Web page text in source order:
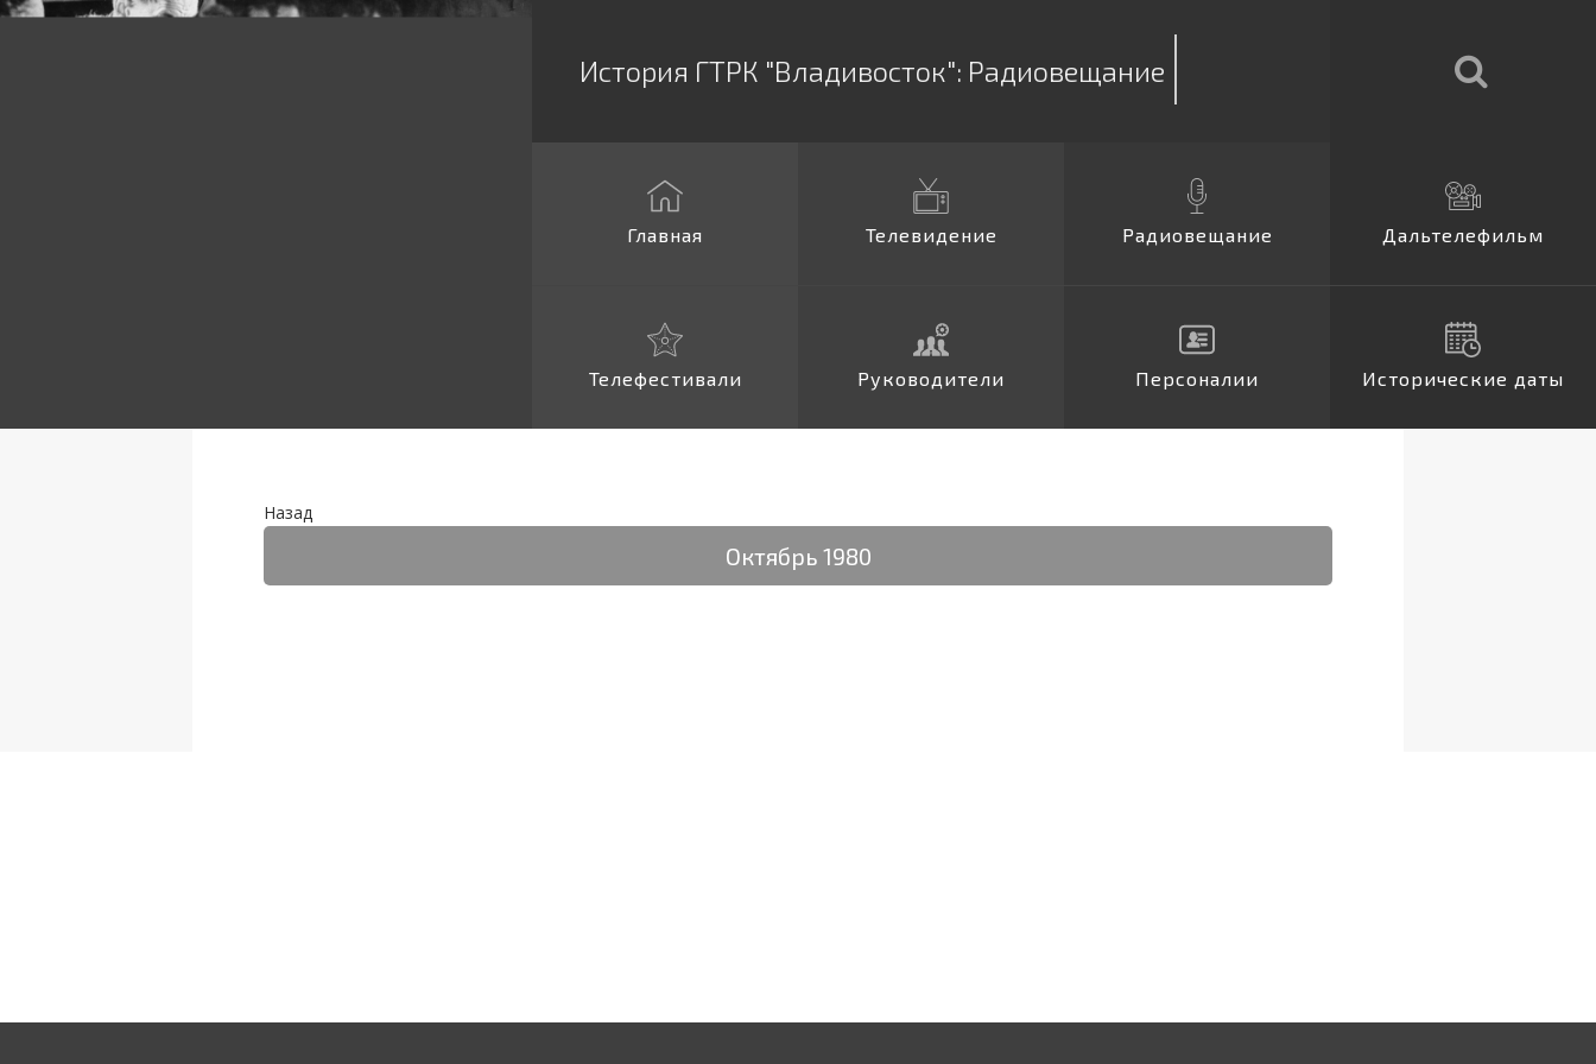
История ГТРК "Владивосток": Радиовещание
Главная Телевидение Радиовещание Дальтелефильм
Телефестивали Руководители Персоналии Исторические даты
Назад
Октябрь 1980